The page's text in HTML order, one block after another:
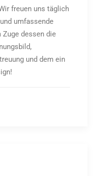
freuen uns täglich
umfassende
dessen die
und dem ein